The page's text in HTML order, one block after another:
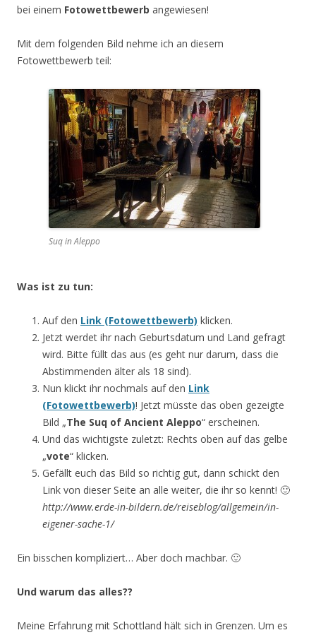
bei einem Fotowettbewerb angewiesen!
Mit dem folgenden Bild nehme ich an diesem
Fotowettbewerb teil:
Suq in Aleppo
Was ist zu tun:
Auf den Link (Fotowettbewerb) klicken.
Jetzt werdet ihr nach Geburtsdatum und Land gefragt
wird. Bitte füllt das aus (es geht nur darum, dass die
Abstimmenden älter als 18 sind).
Nun klickt ihr nochmals auf den Link
(Fotowettbewerb)! Jetzt müsste das oben gezeigte
Bild „The Suq of Ancient Aleppo“ erscheinen.
Und das wichtigste zuletzt: Rechts oben auf das gelbe
„vote“ klicken.
Gefällt euch das Bild so richtig gut, dann schickt den
Link von dieser Seite an alle weiter, die ihr so kennt! 🙂
http://www.erde-in-bildern.de/reiseblog/allgemein/in-
eigener-sache-1/
Ein bisschen kompliziert… Aber doch machbar. 🙂
Und warum das alles??
Meine Erfahrung mit Schottland hält sich in Grenzen. Um es